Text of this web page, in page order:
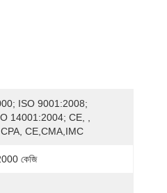
ISO 9001:2008;
14001:2004; CE, ,
CE,CMA,IMC
কেজি